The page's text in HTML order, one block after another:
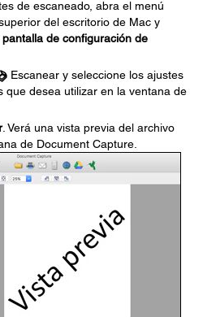
de escaneado, abra el menú
del escritorio de Mac y
de configuración de
Escanear y seleccione los ajustes
que desea utilizar en la ventana de
. Verá una vista previa del archivo
de Document Capture.